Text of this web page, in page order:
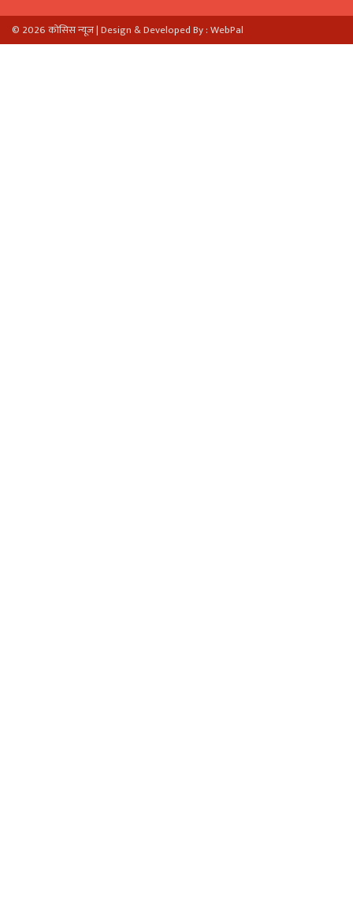
© 2026 काेसिस न्यूज |Design & Developed By : WebPal